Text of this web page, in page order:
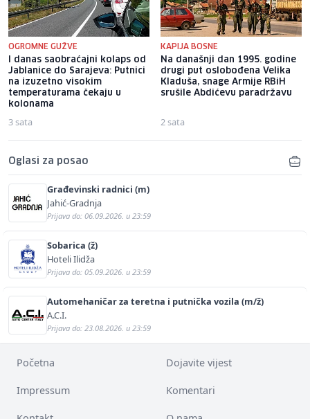
OGROMNE GUŽVE
I danas saobraćajni kolaps od
Jablanice do Sarajeva: Putnici
na izuzetno visokim
temperaturama čekaju u
kolonama
3 sata
KAPIJA BOSNE
Na današnji dan 1995. godine
drugi put oslobođena Velika
Kladuša, snage Armije RBiH
srušile Abdićevu paradržavu
2 sata
Oglasi za posao
Građevinski radnici (m)
Jahić-Gradnja
Prijava do: 06.09.2026. u 23:59
Sobarica (ž)
Hoteli Ilidža
Prijava do: 05.09.2026. u 23:59
Automehaničar za teretna i putnička vozila (m/ž)
A.C.I.
Prijava do: 23.08.2026. u 23:59
Početna Dojavite vijest
Impressum Komentari